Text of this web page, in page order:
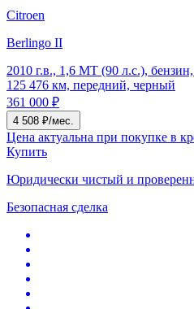
Citroen
Berlingo II
2010 г.в., 1,6 MT (90 л.с.),
125 476 км, передний, черный
361 000 ₽
4 508 ₽/мес.
Цена актуальна при покупке в
Купить
Юридически чистый и
Безопасная сделка